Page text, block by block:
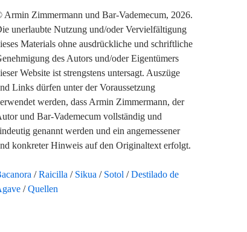
Armin Zimmermann und Bar-Vademecum, 2026.
unerlaubte Nutzung und/oder Vervielfältigung
Materials ohne ausdrückliche und schriftliche
des Autors und/oder Eigentümers
Website ist strengstens untersagt. Auszüge
Links dürfen unter der Voraussetzung
werden, dass Armin Zimmermann, der
und Bar-Vademecum vollständig und
genannt werden und ein angemessener
konkreter Hinweis auf den Originaltext erfolgt.
Raicilla Sikua Sotol
Destilado de
Quellen